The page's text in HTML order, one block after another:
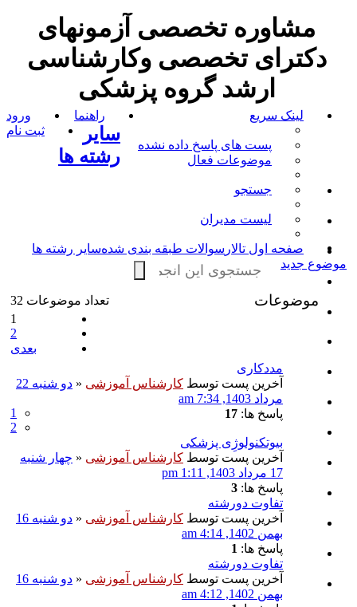
مشاوره تخصصی آزمونهای
دکترای تخصصی وکارشناسی
ارشد گروه پزشکی
لینک سریع
پست های پاسخ داده نشده
موضوعات فعال
جستجو
لیست مدیران
راهنما
ورود
ثبت نام
صفحه اول تالار سوالات طبقه بندی شدهسایر رشته ها
سایر
رشته ها
موضوع جدید
تعداد موضوعات 32
1
2
بعدی
موضوعات
مددکاری
آخرین پست توسط کارشناس آموزشی «
دو شنبه 22
مرداد 1403, 7:34 am
پاسخ ها: 17
1
2
بیوتکنولوژِی پزشکی
آخرین پست توسط کارشناس آموزشی « چهار شنبه
17 مرداد 1403, 1:11 pm
پاسخ ها: 3
تفاوت دورشته
آخرین پست توسط کارشناس آموزشی «
دو شنبه 16
بهمن 1402, 4:14 am
پاسخ ها: 1
تفاوت دورشته
آخرین پست توسط کارشناس آموزشی «
دو شنبه 16
بهمن 1402, 4:12 am